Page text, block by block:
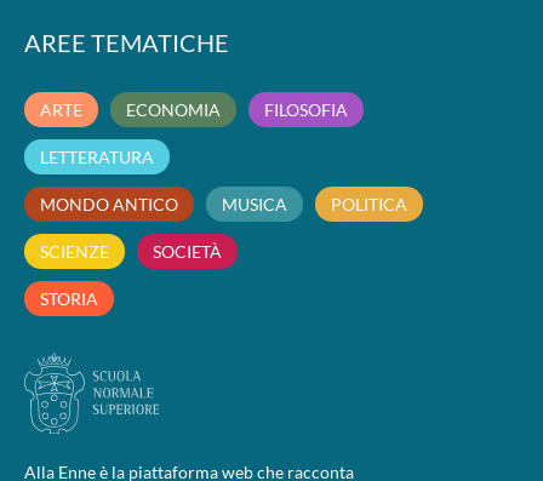
AREE TEMATICHE
ARTE ECONOMIA FILOSOFIA
LETTERATURA
MONDO ANTICO MUSICA POLITICA
SCIENZE SOCIETÀ
STORIA
Alla Enne è la piattaforma web che racconta